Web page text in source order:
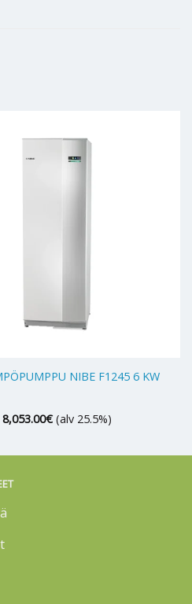
NIBE F1245 6 KW
8,053.00€ (alv 25.5%)